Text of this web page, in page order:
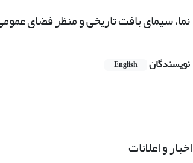
نما، سیمای بافت تاریخی و منظر فضای
نویسندگان English
اخبار و اعلانات